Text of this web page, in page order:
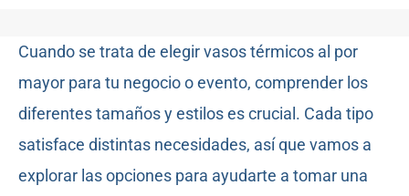
Cuando se trata de elegir vasos térmicos al por
mayor para tu negocio o evento, comprender los
diferentes tamaños y estilos es crucial. Cada tipo
satisface distintas necesidades, así que vamos a
explorar las opciones para ayudarte a tomar una